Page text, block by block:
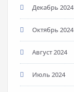
Декабрь 2024
Октябрь 2024
Август 2024
Июль 2024